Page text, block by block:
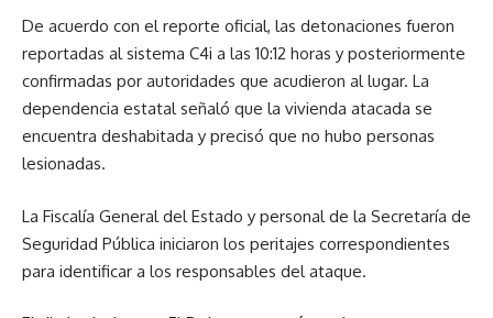
De acuerdo con el reporte oficial, las detonaciones fueron
reportadas al sistema C4i a las 10:12 horas y posteriormente
confirmadas por autoridades que acudieron al lugar. La
dependencia estatal señaló que la vivienda atacada se
encuentra deshabitada y precisó que no hubo personas
lesionadas.
La Fiscalía General del Estado y personal de la Secretaría de
Seguridad Pública iniciaron los peritajes correspondientes
para identificar a los responsables del ataque.